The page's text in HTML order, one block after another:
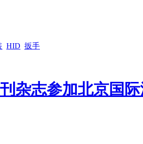
HID 扳手
杂志参加北京国